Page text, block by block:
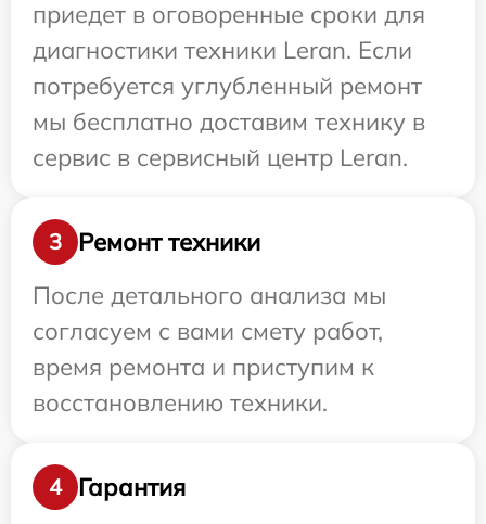
приедет в оговоренные сроки для
диагностики техники Leran. Если
потребуется углубленный ремонт
мы бесплатно доставим технику в
сервис в сервисный центр Leran.
3
Ремонт техники
После детального анализа мы
согласуем с вами смету работ,
время ремонта и приступим к
восстановлению техники.
4
Гарантия